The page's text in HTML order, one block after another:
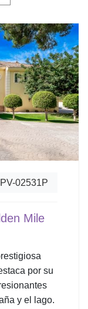
02531P
Mile
por su
y el lago.